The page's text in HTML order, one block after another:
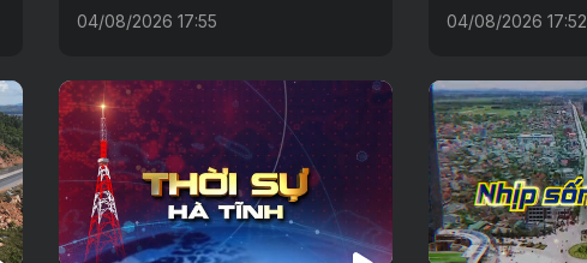
04/08/2026 17:55 04/08/2026 17:52